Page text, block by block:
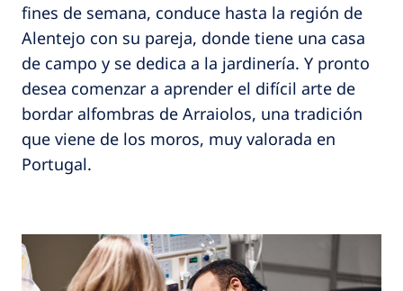
fines de semana, conduce hasta la región de
Alentejo con su pareja, donde tiene una casa
de campo y se dedica a la jardinería. Y pronto
desea comenzar a aprender el difícil arte de
bordar alfombras de Arraiolos, una tradición
que viene de los moros, muy valorada en
Portugal.